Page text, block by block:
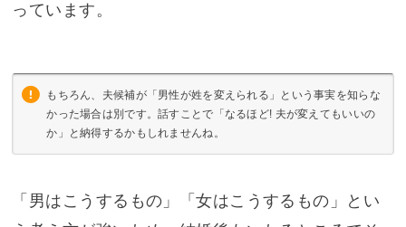
っています。
もちろん、夫候補が「男性が姓を変えられる」という事実を知らな
かった場合は別です。話すことで「なるほど! 夫が変えてもいいの
か」と納得するかもしれませんね。
「男はこうするもの」「女はこうするもの」とい